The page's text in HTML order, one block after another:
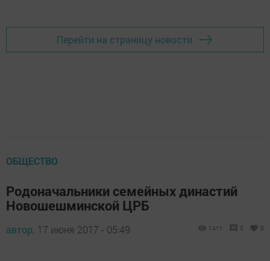
Перейти на страницу новости
ОБЩЕСТВО
Родоначальники семейных династий
Новошешминской ЦРБ
автор, 17 июня 2017 - 05:49 1411 0 0